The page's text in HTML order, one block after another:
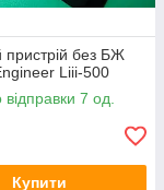
пристрій без БЖ
Liii-500
7 од.
Купити